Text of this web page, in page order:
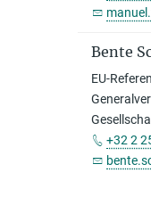
Bente
EU-
+32 2